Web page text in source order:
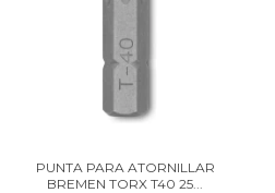
PUNTA PARA ATORNILLAR
BREMEN TORX T40 25...